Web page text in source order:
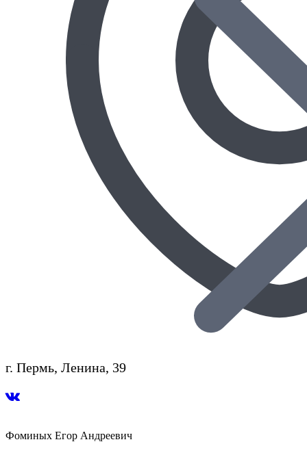
г. Пермь, Ленина, 39
Фоминых Егор Андреевич